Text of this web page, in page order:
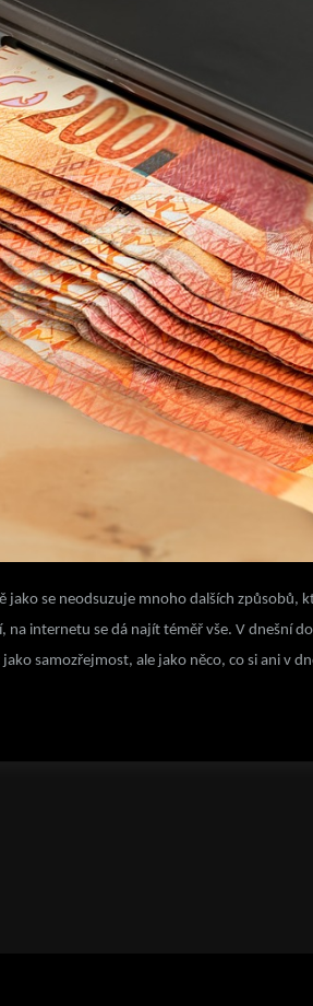
se neodsuzuje mnoho dalších způsobů,
na internetu se dá najít téměř vše. V dnešní
samozřejmost, ale jako něco, co si ani v